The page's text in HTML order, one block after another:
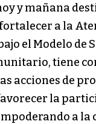
y mañana
a la
el Modelo de
tiene
acciones de
la
a la